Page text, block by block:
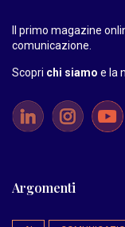
Il primo magazine
comunicazione.
Scopri chi siamo e la
Argomenti